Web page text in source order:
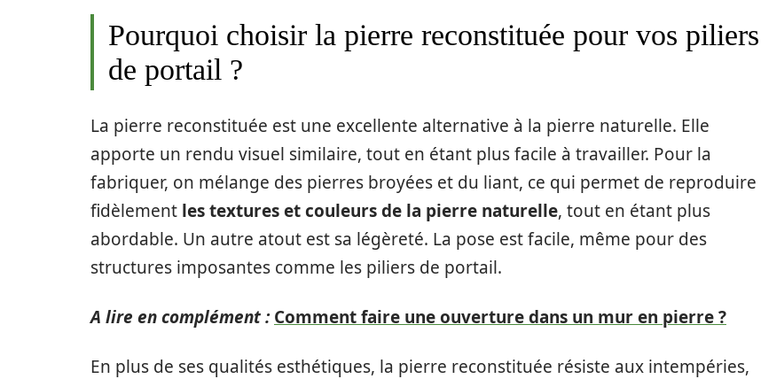
Pourquoi choisir la pierre reconstituée pour vos piliers
de portail ?
La pierre reconstituée est une excellente alternative à la pierre naturelle. Elle
apporte un rendu visuel similaire, tout en étant plus facile à travailler. Pour la
fabriquer, on mélange des pierres broyées et du liant, ce qui permet de reproduire
fidèlement les textures et couleurs de la pierre naturelle, tout en étant plus
abordable. Un autre atout est sa légèreté. La pose est facile, même pour des
structures imposantes comme les piliers de portail.
A lire en complément : Comment faire une ouverture dans un mur en pierre ?
En plus de ses qualités esthétiques, la pierre reconstituée résiste aux intempéries,